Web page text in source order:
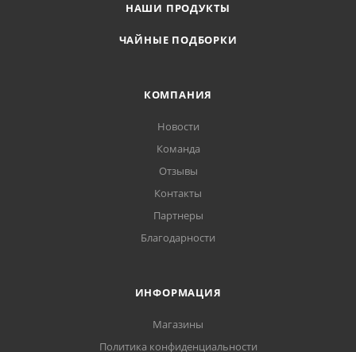
НАШИ ПРОДУКТЫ
ЧАЙНЫЕ ПОДБОРКИ
КОМПАНИЯ
Новости
Команда
Отзывы
Контакты
Партнеры
Благодарности
ИНФОРМАЦИЯ
Магазины
Политика конфиденциальности